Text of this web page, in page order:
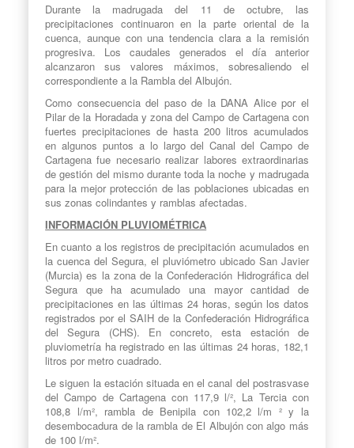
Durante la madrugada del 11 de octubre, las
precipitaciones continuaron en la parte oriental de la
cuenca, aunque con una tendencia clara a la remisión
progresiva. Los caudales generados el día anterior
alcanzaron sus valores máximos, sobresaliendo el
correspondiente a la Rambla del Albujón.
Como consecuencia del paso de la DANA Alice por el
Pilar de la Horadada y zona del Campo de Cartagena con
fuertes precipitaciones de hasta 200 litros acumulados
en algunos puntos a lo largo del Canal del Campo de
Cartagena fue necesario realizar labores extraordinarias
de gestión del mismo durante toda la noche y madrugada
para la mejor protección de las poblaciones ubicadas en
sus zonas colindantes y ramblas afectadas.
INFORMACIÓN PLUVIOMÉTRICA
En cuanto a los registros de precipitación acumulados en
la cuenca del Segura, el pluviómetro ubicado San Javier
(Murcia) es la zona de la Confederación Hidrográfica del
Segura que ha acumulado una mayor cantidad de
precipitaciones en las últimas 24 horas, según los datos
registrados por el SAIH de la Confederación Hidrográfica
del Segura (CHS). En concreto, esta estación de
pluviometría ha registrado en las últimas 24 horas, 182,1
litros por metro cuadrado.
Le siguen la estación situada en el canal del postrasvase
del Campo de Cartagena con 117,9 l/², La Tercia con
108,8 l/m², rambla de Benipila con 102,2 l/m ² y la
desembocadura de la rambla de El Albujón con algo más
de 100 l/m².